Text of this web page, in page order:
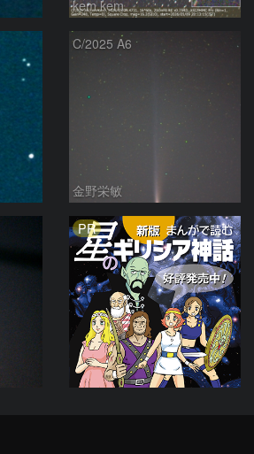
kem.kem
C/2025 A6
金野栄敏
PR